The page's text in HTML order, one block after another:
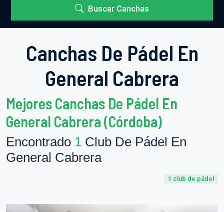
Buscar Canchas
Canchas De Pádel En
General Cabrera
Mejores Canchas De Pádel En
General Cabrera (Córdoba)
Encontrado 1 Club De Pádel En
General Cabrera
1 club de pádel